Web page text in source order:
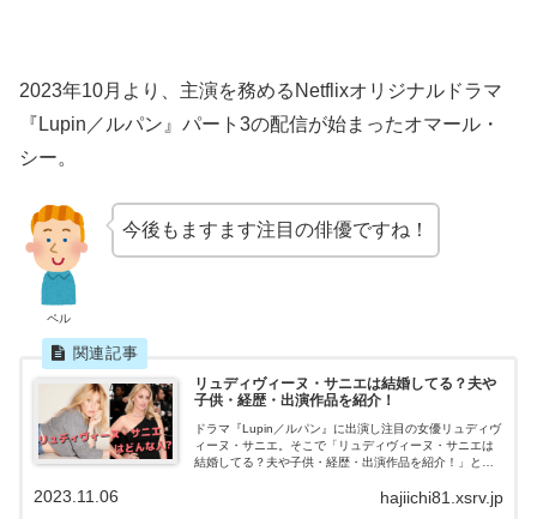
2023年10月より、主演を務めるNetflixオリジナルドラマ
『Lupin／ルパン』パート3の配信が始まったオマール・
シー。
ペル
今後もますます注目の俳優ですね！
リュディヴィーヌ・サニエは結婚してる？夫や
子供・経歴・出演作品を紹介！
ドラマ『Lupin／ルパン』に出演し注目の女優リュディヴ
ィーヌ・サニエ。そこで「リュディヴィーヌ・サニエは
結婚してる？夫や子供・経歴・出演作品を紹介！」と題
hajiichi81.xsrv.jp
2023.11.06